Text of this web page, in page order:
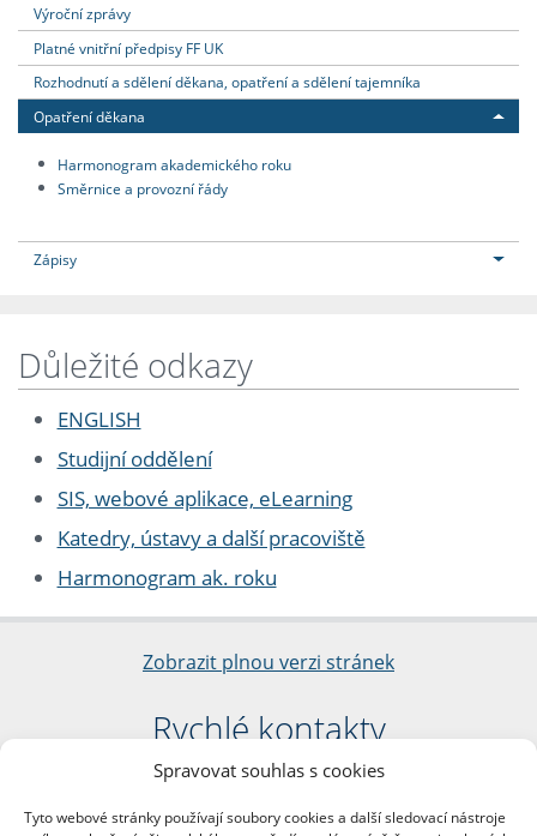
Spravovat souhlas s cookies
Tyto webové stránky používají soubory cookies a další sledovací nástroje
Výroční zprávy
Platné vnitřní předpisy FF UK
Rozhodnutí a sdělení děkana, opatření a sdělení tajemníka
Opatření děkana
Harmonogram akademického roku
Směrnice a provozní řády
Zápisy
Důležité odkazy
ENGLISH
Studijní oddělení
SIS, webové aplikace, eLearning
Katedry, ústavy a další pracoviště
Harmonogram ak. roku
Zobrazit plnou verzi stránek
Rychlé kontakty
Filozofická fakulta
nám. Jana Palacha 1/2